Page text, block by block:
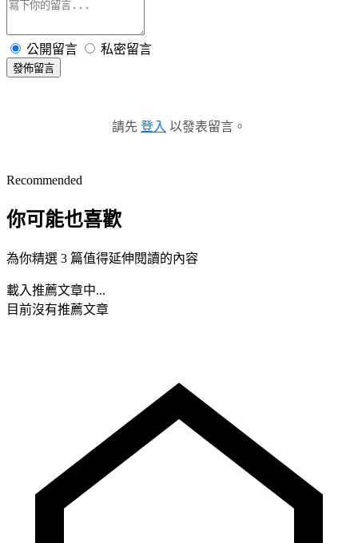
公開留言 私密留言
發佈留言
請先 登入 以發表留言。
Recommended
你可能也喜歡
為你精選 3 篇值得延伸閱讀的內容
載入推薦文章中...
目前沒有推薦文章